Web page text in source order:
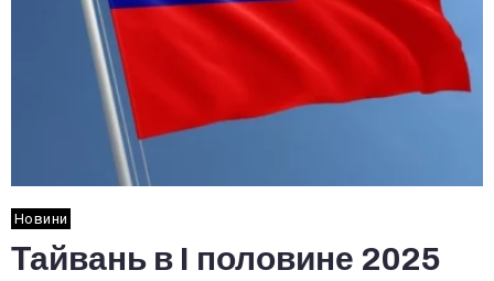
Новини
Тайвань в I половине 2025